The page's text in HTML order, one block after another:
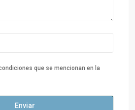
que se mencionan en la